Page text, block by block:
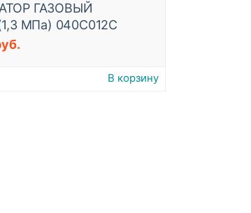
ГАЗОВЫЙ
МПа) 040C012C
В корзину